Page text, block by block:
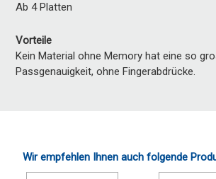
Ab 4 Platten
Vorteile
Kein Material ohne Memory hat eine so
Passgenauigkeit, ohne Fingerabdrücke.
Wir empfehlen Ihnen auch folgende